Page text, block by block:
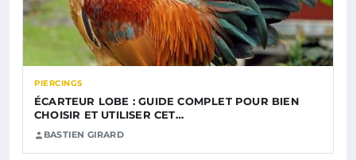
PIERCINGS
ÉCARTEUR LOBE : GUIDE COMPLET POUR BIEN
CHOISIR ET UTILISER CET…
BASTIEN GIRARD